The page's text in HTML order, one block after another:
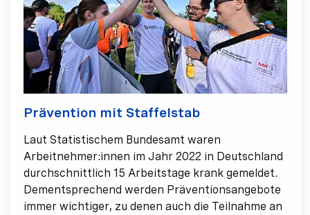
Prävention mit Staffelstab
Laut Statistischem Bundesamt waren
Arbeitnehmer:innen im Jahr 2022 in Deutschland
durchschnittlich 15 Arbeitstage krank gemeldet.
Dementsprechend werden Präventionsangebote
immer wichtiger, zu denen auch die Teilnahme an